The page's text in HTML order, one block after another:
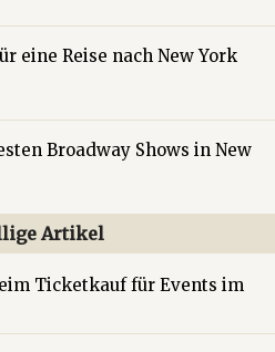
eine Reise nach New York
Broadway Shows in New
Artikel
Ticketkauf für Events im